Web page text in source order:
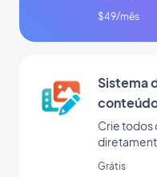
$49/mês
Sistema
Crie todos
Grátis